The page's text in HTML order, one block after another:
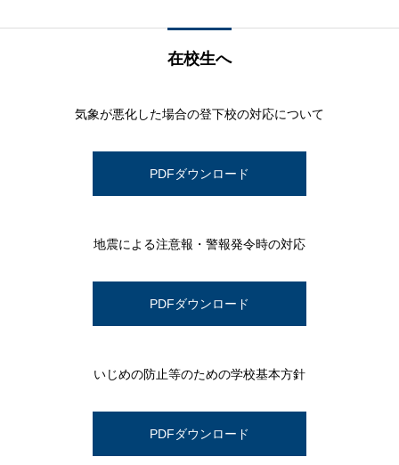
在校生へ
気象が悪化した場合の登下校の対応について
PDFダウンロード
地震による注意報・警報発令時の対応
PDFダウンロード
いじめの防止等のための学校基本方針
PDFダウンロード